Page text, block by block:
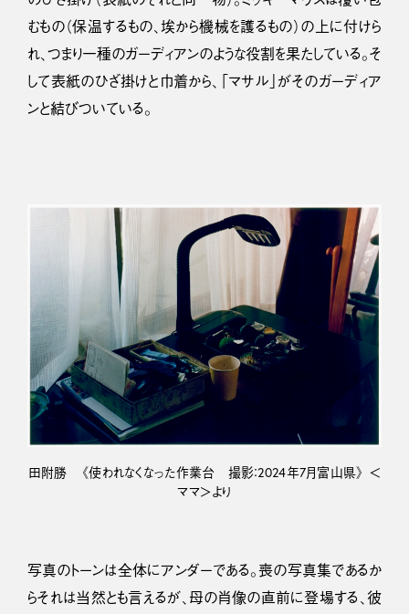
むもの（保温するもの、埃から機械を護るもの）の上に付けら
れ、つまり一種のガーディアンのような役割を果たしている。そ
して表紙のひざ掛けと巾着から、「マサル」がそのガーディア
ンと結びついている。
田附勝 《使われなくなった作業台 撮影：2024年7月富山県》 ＜
ママ＞より
写真のトーンは全体にアンダーである。喪の写真集であるか
らそれは当然とも言えるが、母の肖像の直前に登場する、彼